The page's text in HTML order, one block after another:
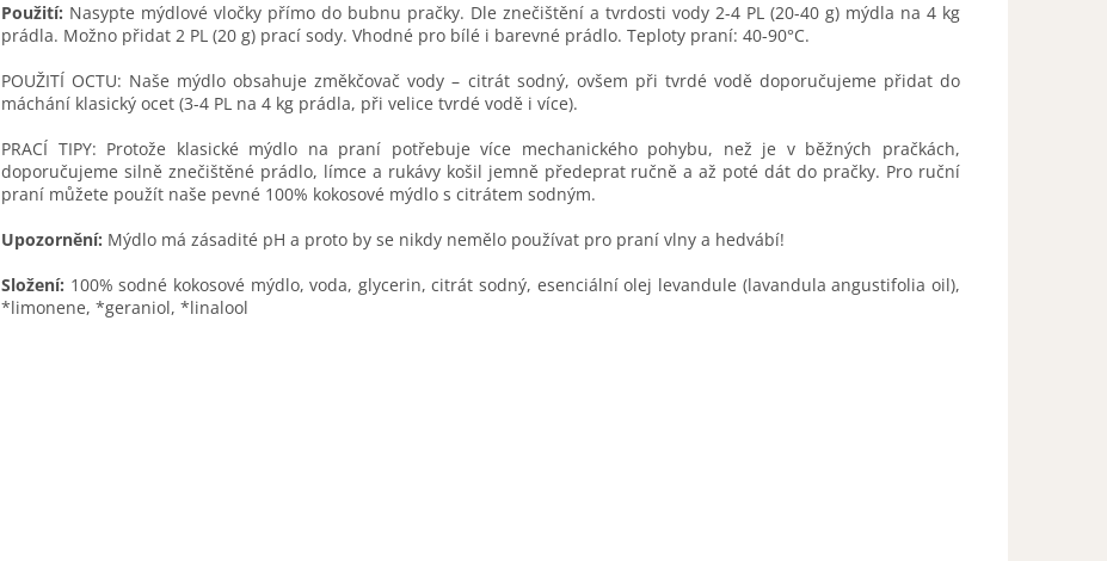
Použití: Nasypte mýdlové vločky přímo do bubnu pračky. Dle znečištění a tvrdosti vody 2-4 PL (20-40 g) mýdla na 4 kg
prádla. Možno přidat 2 PL (20 g) prací sody. Vhodné pro bílé i barevné prádlo. Teploty praní: 40-90°C.
POUŽITÍ OCTU: Naše mýdlo obsahuje změkčovač vody – citrát sodný, ovšem při tvrdé vodě doporučujeme přidat do
máchání klasický ocet (3-4 PL na 4 kg prádla, při velice tvrdé vodě i více).
PRACÍ TIPY: Protože klasické mýdlo na praní potřebuje více mechanického pohybu, než je v běžných pračkách,
doporučujeme silně znečištěné prádlo, límce a rukávy košil jemně předeprat ručně a až poté dát do pračky. Pro ruční
praní můžete použít naše pevné 100% kokosové mýdlo s citrátem sodným.
Upozornění: Mýdlo má zásadité pH a proto by se nikdy nemělo používat pro praní vlny a hedvábí!
Složení: 100% sodné kokosové mýdlo, voda, glycerin, citrát sodný, esenciální olej levandule (lavandula angustifolia oil),
*limonene, *geraniol, *linalool